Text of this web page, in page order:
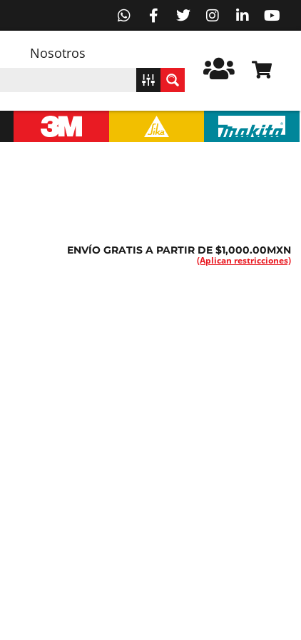
Nosotros
ENVÍO GRATIS A PARTIR DE $1,000.00MXN
(Aplican restricciones)